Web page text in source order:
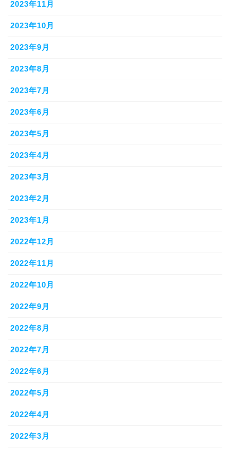
2023年11月
2023年10月
2023年9月
2023年8月
2023年7月
2023年6月
2023年5月
2023年4月
2023年3月
2023年2月
2023年1月
2022年12月
2022年11月
2022年10月
2022年9月
2022年8月
2022年7月
2022年6月
2022年5月
2022年4月
2022年3月